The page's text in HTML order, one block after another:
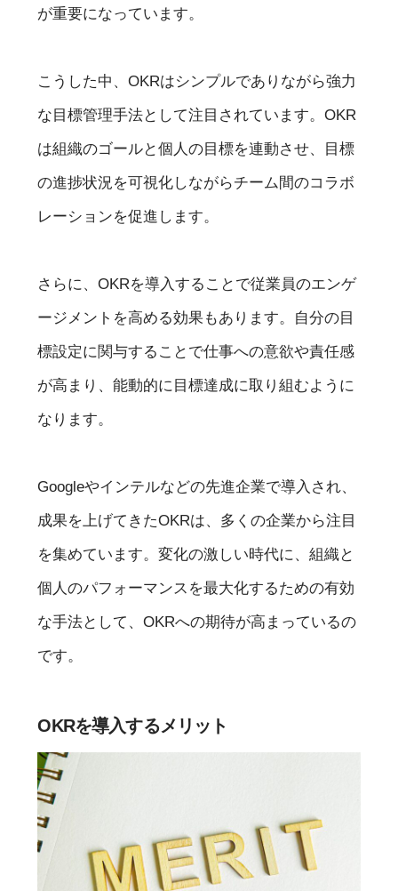
が重要になっています。
こうした中、OKRはシンプルでありながら強力
な目標管理手法として注目されています。OKR
は組織のゴールと個人の目標を連動させ、目標
の進捗状況を可視化しながらチーム間のコラボ
レーションを促進します。
さらに、OKRを導入することで従業員のエンゲ
ージメントを高める効果もあります。自分の目
標設定に関与することで仕事への意欲や責任感
が高まり、能動的に目標達成に取り組むように
なります。
Googleやインテルなどの先進企業で導入され、
成果を上げてきたOKRは、多くの企業から注目
を集めています。変化の激しい時代に、組織と
個人のパフォーマンスを最大化するための有効
な手法として、OKRへの期待が高まっているの
です。
OKRを導入するメリット